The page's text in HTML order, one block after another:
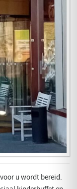
u wordt bereid.